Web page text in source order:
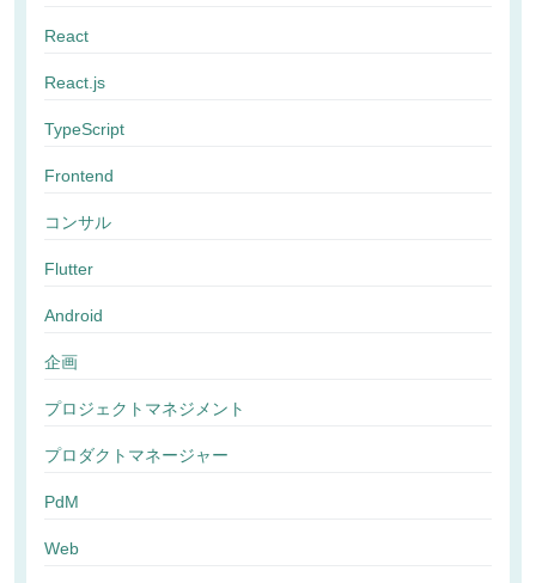
React
React.js
TypeScript
Frontend
コンサル
Flutter
Android
企画
プロジェクトマネジメント
プロダクトマネージャー
PdM
Web